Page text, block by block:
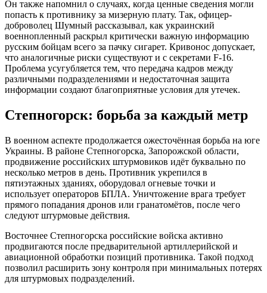
Он также напомнил о случаях, когда ценные сведения могли
попасть к противнику за мизерную плату. Так, офицер-
доброволец Шумный рассказывал, как украинский
военнопленный раскрыл критически важную информацию
русским бойцам всего за пачку сигарет. Кривонос допускает,
что аналогичные риски существуют и с секретами F-16.
Проблема усугубляется тем, что передача кадров между
различными подразделениями и недостаточная защита
информации создают благоприятные условия для утечек.
Степногорск: борьба за каждый метр
В военном аспекте продолжается ожесточённая борьба на юге
Украины. В районе Степногорска, Запорожской области,
продвижение российских штурмовиков идёт буквально по
несколько метров в день. Противник укрепился в
пятиэтажных зданиях, оборудовал огневые точки и
использует операторов БПЛА. Уничтожение врага требует
прямого попадания дронов или гранатомётов, после чего
следуют штурмовые действия.
Восточнее Степногорска российские войска активно
продвигаются после предварительной артиллерийской и
авиационной обработки позиций противника. Такой подход
позволил расширить зону контроля при минимальных потерях
для штурмовых подразделений.